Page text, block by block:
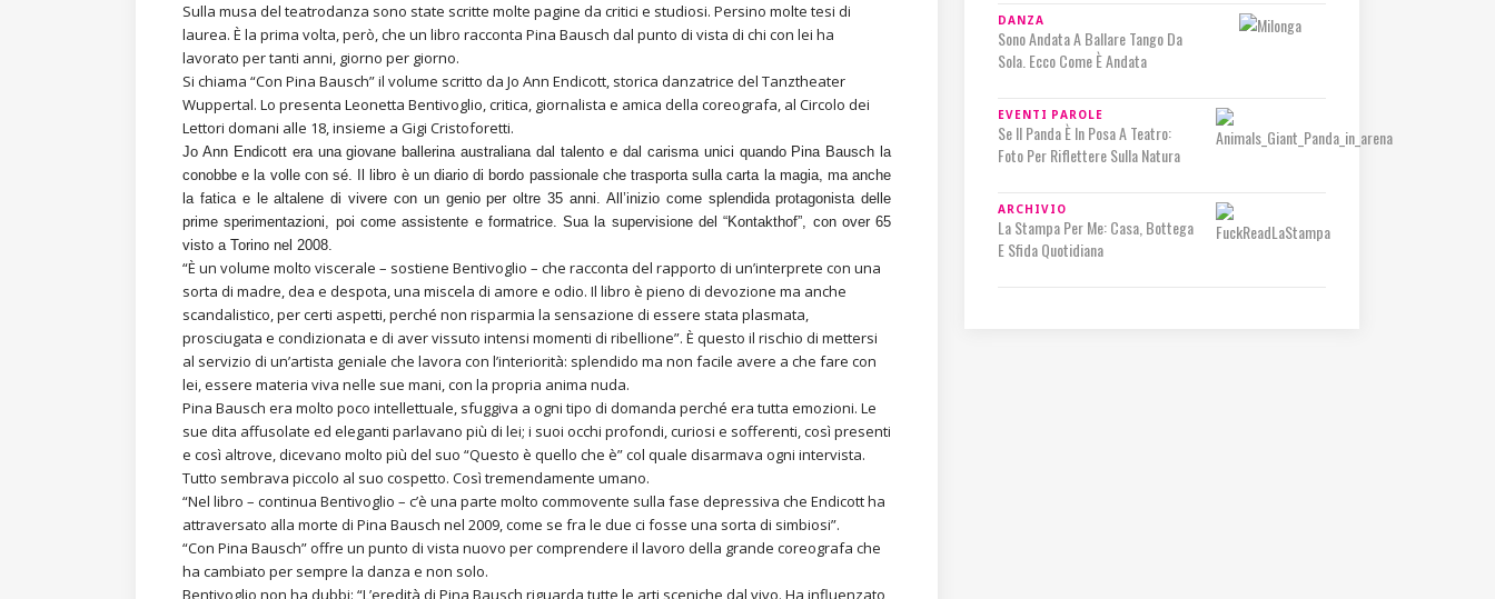
Sulla musa del teatrodanza sono state scritte molte pagine da critici e studiosi. Persino molte tesi di
laurea. È la prima volta, però, che un libro racconta Pina Bausch dal punto di vista di chi con lei ha
lavorato per tanti anni, giorno per giorno.
Si chiama “Con Pina Bausch” il volume scritto da Jo Ann Endicott, storica danzatrice del Tanztheater
Wuppertal. Lo presenta Leonetta Bentivoglio, critica, giornalista e amica della coreografa, al Circolo dei
Lettori domani alle 18, insieme a Gigi Cristoforetti.
Jo Ann Endicott era una giovane ballerina australiana dal talento e dal carisma unici quando Pina Bausch la
conobbe e la volle con sé. Il libro è un diario di bordo passionale che trasporta sulla carta la magia, ma anche
la fatica e le altalene di vivere con un genio per oltre 35 anni. All’inizio come splendida protagonista delle
prime sperimentazioni, poi come assistente e formatrice. Sua la supervisione del “Kontakthof”, con over 65
visto a Torino nel 2008.
“È un volume molto viscerale – sostiene Bentivoglio – che racconta del rapporto di un’interprete con una
sorta di madre, dea e despota, una miscela di amore e odio. Il libro è pieno di devozione ma anche
scandalistico, per certi aspetti, perché non risparmia la sensazione di essere stata plasmata,
prosciugata e condizionata e di aver vissuto intensi momenti di ribellione”. È questo il rischio di mettersi
al servizio di un’artista geniale che lavora con l’interiorità: splendido ma non facile avere a che fare con
lei, essere materia viva nelle sue mani, con la propria anima nuda.
Pina Bausch era molto poco intellettuale, sfuggiva a ogni tipo di domanda perché era tutta emozioni. Le
sue dita affusolate ed eleganti parlavano più di lei; i suoi occhi profondi, curiosi e sofferenti, così presenti
e così altrove, dicevano molto più del suo “Questo è quello che è” col quale disarmava ogni intervista.
Tutto sembrava piccolo al suo cospetto. Così tremendamente umano.
“Nel libro – continua Bentivoglio – c’è una parte molto commovente sulla fase depressiva che Endicott ha
attraversato alla morte di Pina Bausch nel 2009, come se fra le due ci fosse una sorta di simbiosi”.
“Con Pina Bausch” offre un punto di vista nuovo per comprendere il lavoro della grande coreografa che
ha cambiato per sempre la danza e non solo.
Bentivoglio non ha dubbi: “L’eredità di Pina Bausch riguarda tutte le arti sceniche dal vivo. Ha influenzato
DANZA
Sono Andata A Ballare Tango Da
Sola. Ecco Come È Andata
EVENTI PAROLE
Se Il Panda È In Posa A Teatro:
Foto Per Riflettere Sulla Natura
ARCHIVIO
La Stampa Per Me: Casa, Bottega
E Sfida Quotidiana